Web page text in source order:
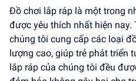
Đồ chơi lắp ráp là một trong
được yêu thích nhất hiện
chúng tôi cung cấp các loại
lượng cao, giúp trẻ phát triển
lắp ráp của chúng tôi đều